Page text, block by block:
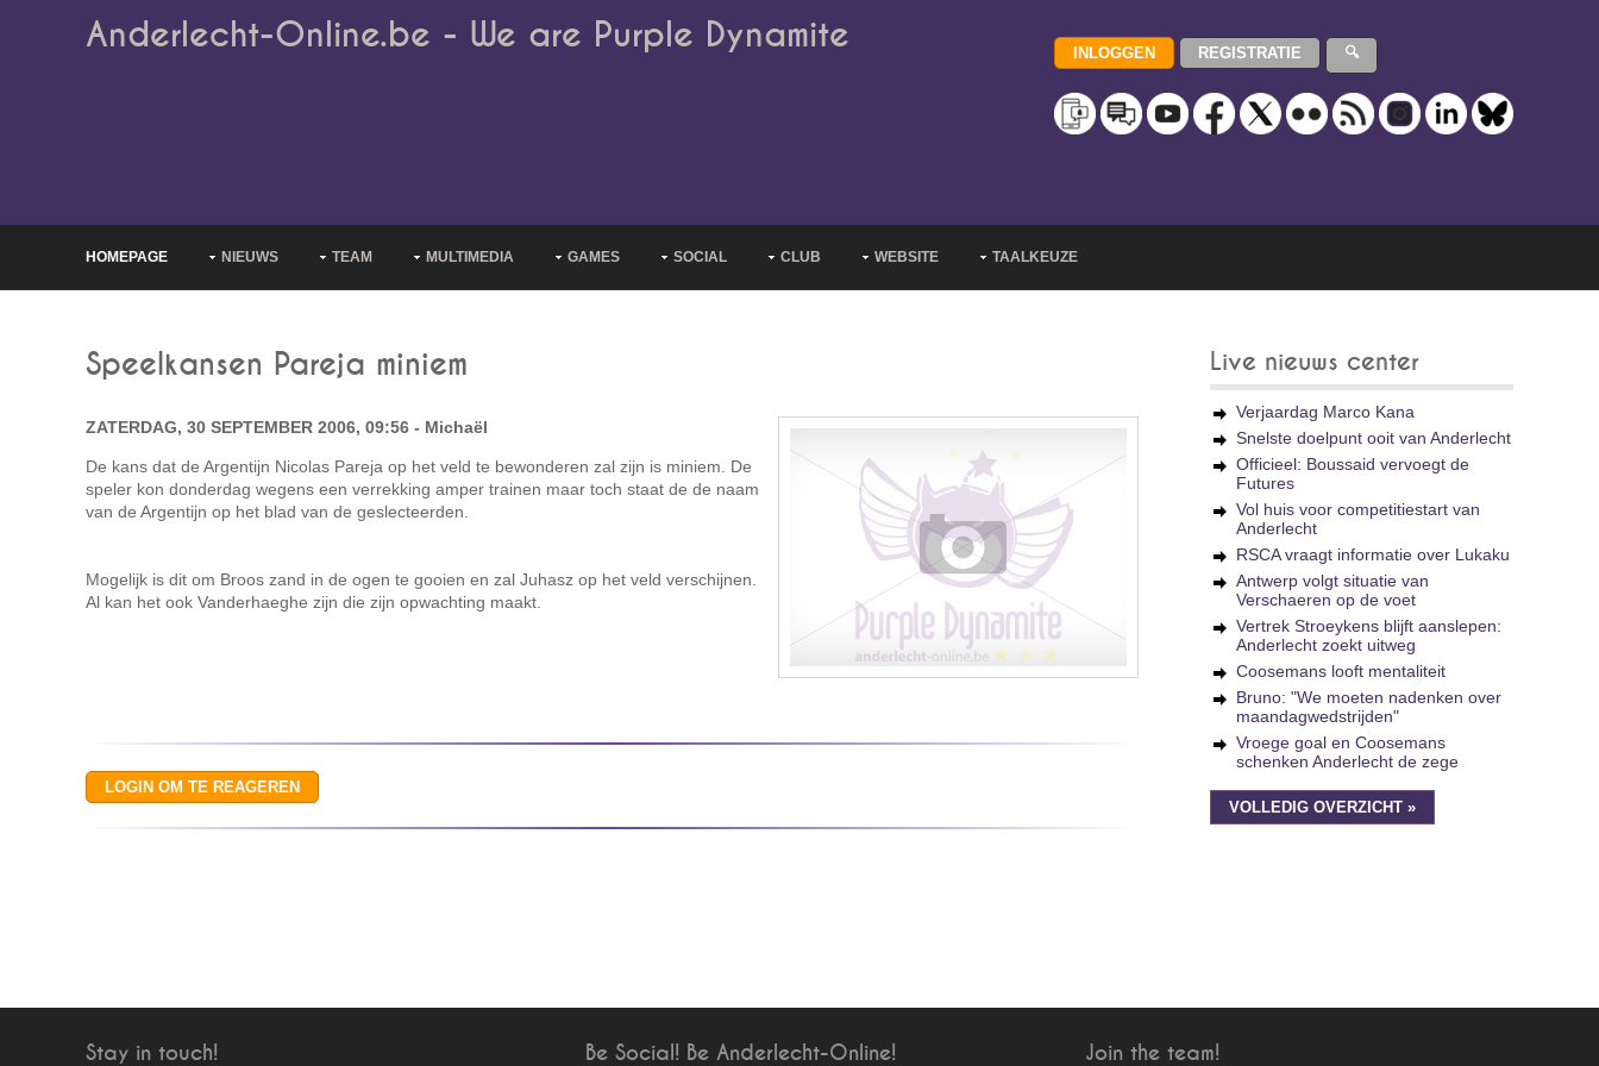
Anderlecht-Online.be - We are Purple Dynamite
HOMEPAGE NIEUWS TEAM MULTIMEDIA GAMES SOCIAL CLUB WEBSITE TAALKEUZE
Speelkansen Pareja miniem
ZATERDAG, 30 SEPTEMBER 2006, 09:56 - Michaël
De kans dat de Argentijn Nicolas Pareja op het veld te bewonderen zal zijn is miniem. De
speler kon donderdag wegens een verrekking amper trainen maar toch staat de de naam
van de Argentijn op het blad van de geslecteerden.
Mogelijk is dit om Broos zand in de ogen te gooien en zal Juhasz op het veld verschijnen.
Al kan het ook Vanderhaeghe zijn die zijn opwachting maakt.
Live nieuws center
Verjaardag Marco Kana
Snelste doelpunt ooit van Anderlecht
Officieel: Boussaid vervoegt de
Futures
Vol huis voor competitiestart van
Anderlecht
RSCA vraagt informatie over Lukaku
Antwerp volgt situatie van
Verschaeren op de voet
Vertrek Stroeykens blijft aanslepen:
Anderlecht zoekt uitweg
Coosemans looft mentaliteit
Bruno: "We moeten nadenken over
maandagwedstrijden"
Vroege goal en Coosemans
schenken Anderlecht de zege
VOLLEDIG OVERZICHT »
Stay in touch! Be Social! Be Anderlecht-Online! Join the team!